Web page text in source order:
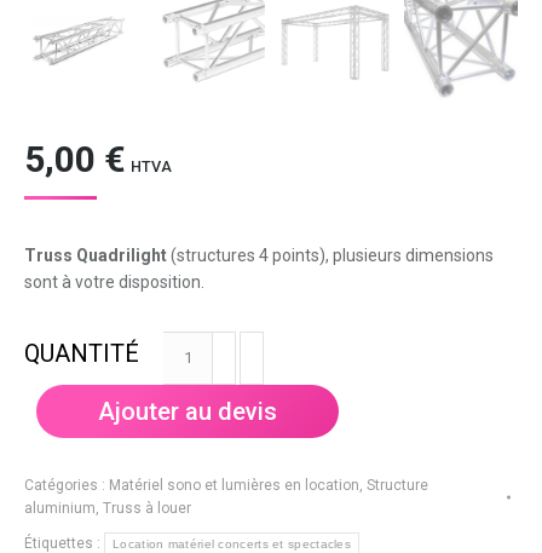
5,00 € HTVA
Truss Quadrilight(structures 4 points), plusieurs dimensions
sont à votre disposition.
Prolyte
0,5
Ajouter au devis
Catégories : Matériel sono et lumières en location Structure
aluminium, Truss à louer
Étiquettes : Location matériel concerts et spectacles